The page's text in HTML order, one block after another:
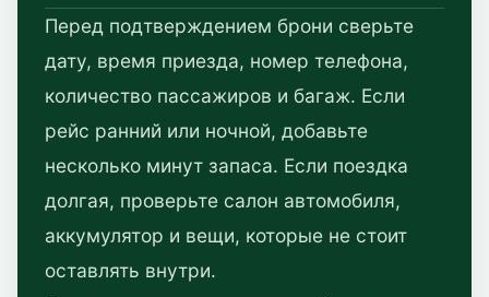
Перед подтверждением брони сверьте
дату, время приезда, номер телефона,
количество пассажиров и багаж. Если
рейс ранний или ночной, добавьте
несколько минут запаса. Если поездка
долгая, проверьте салон автомобиля,
аккумулятор и вещи, которые не стоит
оставлять внутри.